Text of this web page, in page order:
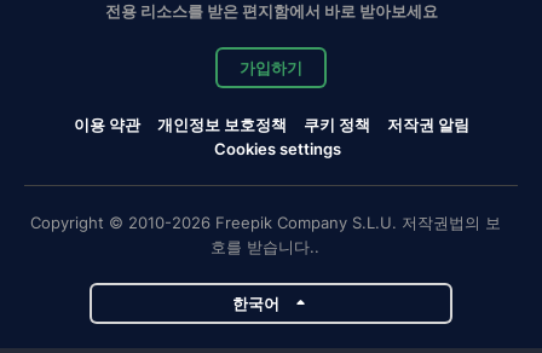
전용 리소스를 받은 편지함에서 바로 받아보세요
가입하기
이용 약관 개인정보 보호정책 쿠키 정책
저작권 알림
Cookies settings
Copyright © 2010-2026 Freepik Company S.L.U. 저작권법의 보
호를 받습니다..
한국어